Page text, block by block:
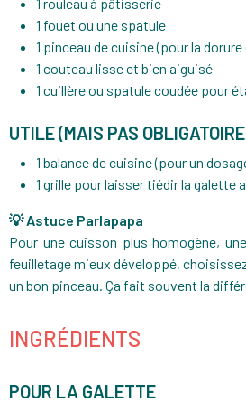
1 fouet ou une spatule
1 pinceau de cuisine (pour la
1 couteau lisse et bien aiguisé
1 cuillère ou spatule coudée pour
UTILE (MAIS PAS
1 balance de cuisine (pour un
1 grille pour laisser tiédir la galette
💡 Astuce Parlapapa
Pour une cuisson plus homogène,
feuilletage mieux développé,
un bon pinceau. Ça fait souvent la
INGRÉDIENTS
POUR LA GALETTE